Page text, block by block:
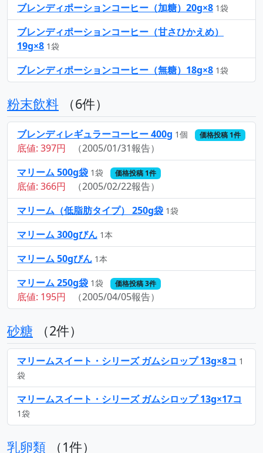
ブレンディポーションコーヒー（加糖）20g×8 1袋
ブレンディポーションコーヒー（甘さひかえめ）
19g×8 1袋
ブレンディポーションコーヒー（無糖）18g×8 1袋
粉末飲料 （6件）
ブレンディレギュラーコーヒー 400g 1個 価格投稿 1件
底値: 397円
（2005/01/31報告）
マリーム 500g袋 1袋 価格投稿 1件
底値: 366円
（2005/02/22報告）
マリーム（低脂肪タイプ） 250g袋 1袋
マリーム 300gびん 1本
マリーム 50gびん 1本
マリーム 250g袋 1袋 価格投稿 3件
底値: 195円 （2005/04/05報告）
砂糖 （2件）
マリームスイート・シリーズ ガムシロップ 13g×8コ 1
袋
マリームスイート・シリーズ ガムシロップ 13g×17コ
1袋
乳卵類 （1件）